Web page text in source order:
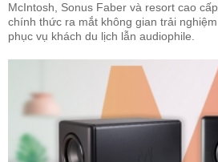
McIntosh, Sonus Faber và resort cao
chính thức ra mắt không gian trải
phục vụ khách du lịch lẫn audiophile.